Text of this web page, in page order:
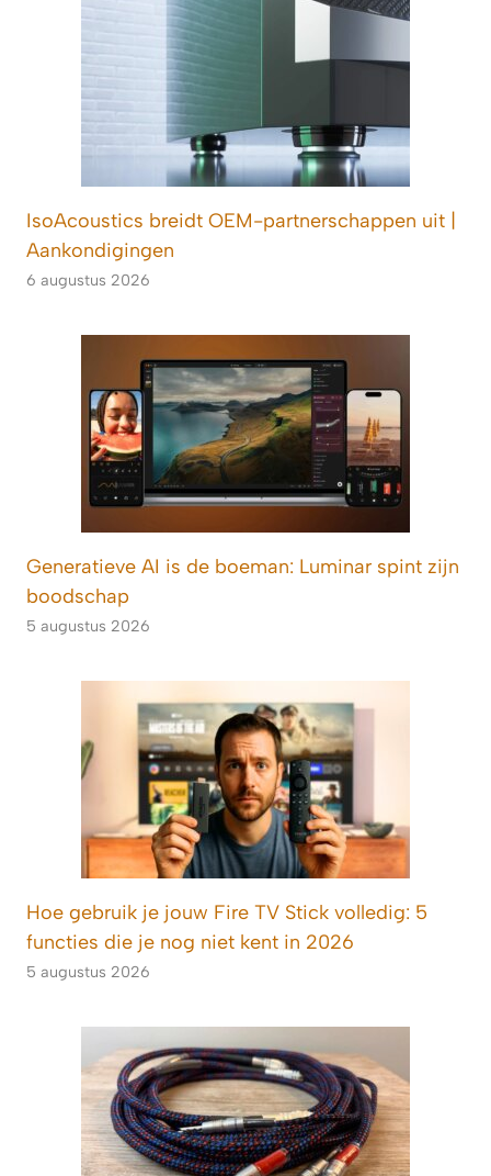
IsoAcoustics breidt OEM-partnerschappen uit |
Aankondigingen
6 augustus 2026
Generatieve AI is de boeman: Luminar spint zijn
boodschap
5 augustus 2026
Hoe gebruik je jouw Fire TV Stick volledig: 5
functies die je nog niet kent in 2026
5 augustus 2026